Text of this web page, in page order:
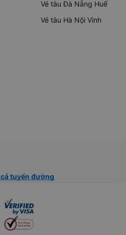
Vé tàu Đà Nẵng Huế
Vé tàu Hà Nội Vinh
tuyến đường